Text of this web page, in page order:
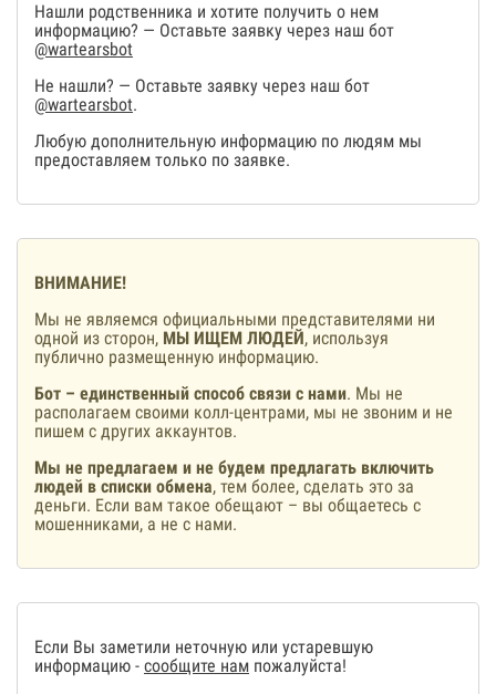
Нашли родственника и хотите получить о нем
информацию? — Оставьте заявку через наш бот
@wartearsbot
Не нашли? — Оставьте заявку через наш бот
@wartearsbot.
Любую дополнительную информацию по людям мы
предоставляем только по заявке.
ВНИМАНИЕ!
Мы не являемся официальными представителями ни
одной из сторон, МЫ ИЩЕМ ЛЮДЕЙ, используя
публично размещенную информацию.
Бот – единственный способ связи с нами. Мы не
располагаем своими колл-центрами, мы не звоним и не
пишем с других аккаунтов.
Мы не предлагаем и не будем предлагать включить
людей в списки обмена, тем более, сделать это за
деньги. Если вам такое обещают – вы общаетесь с
мошенниками, а не с нами.
Если Вы заметили неточную или устаревшую
информацию - сообщите нам пожалуйста!